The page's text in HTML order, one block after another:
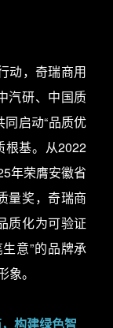
，奇瑞商用
汽研、中国质
启动“品质优
根基。从2022
年荣膺安徽省
量奖，奇瑞商
质化为可验证
意”的品牌承
。
构建绿色智